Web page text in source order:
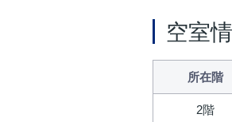
空室
所在階
2階